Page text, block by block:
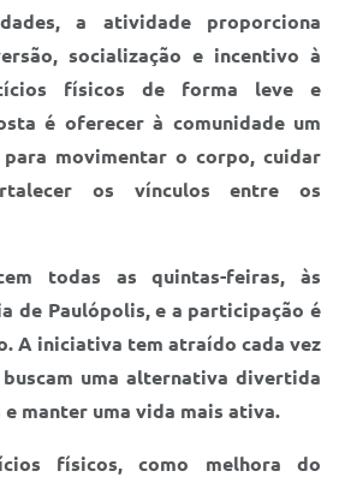
a atividade proporciona
socialização e incentivo à
físicos de forma leve e
é oferecer à comunidade um
para movimentar o corpo, cuidar
os vínculos entre os
todas as quintas-feiras, às
de Paulópolis, e a participação é
A iniciativa tem atraído cada vez
buscam uma alternativa divertida
manter uma vida mais ativa.
físicos, como melhora do